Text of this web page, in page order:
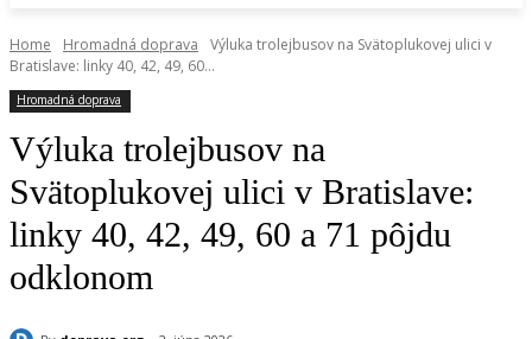
Home Hromadná doprava
Výluka trolejbusov na Svätoplukovej ulici v
Bratislave: linky 40, 42, 49, 60...
Hromadná doprava
Výluka trolejbusov na
Svätoplukovej ulici v Bratislave:
linky 40, 42, 49, 60 a 71 pôjdu
odklonom